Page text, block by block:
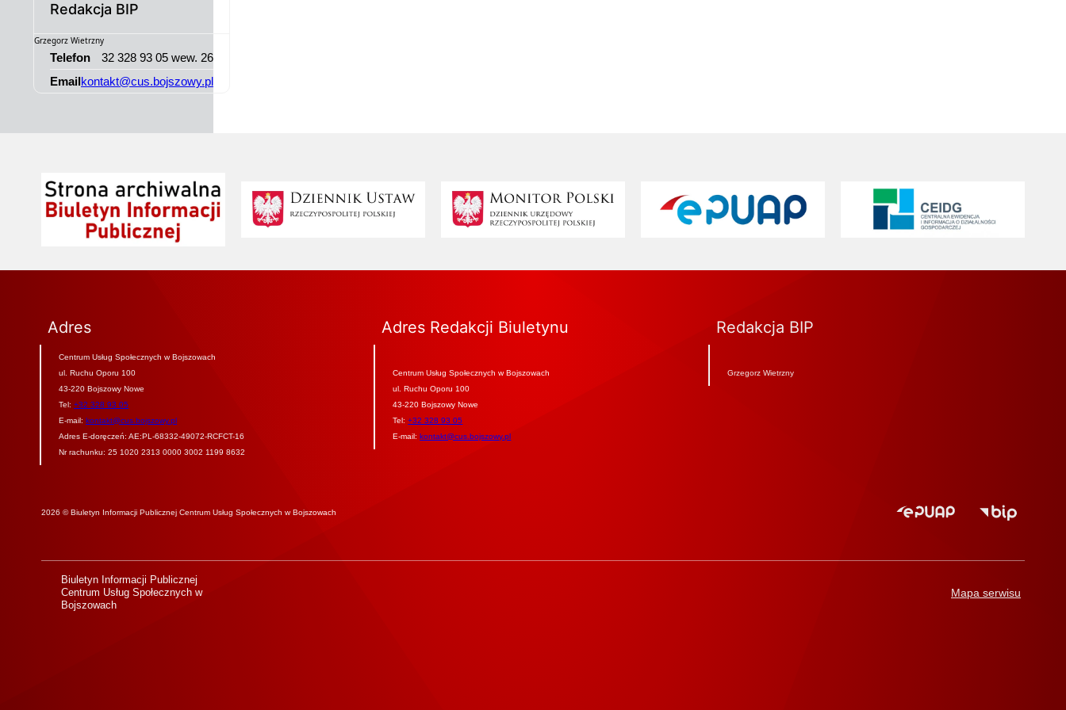
Redakcja BIP
Grzegorz Wietrzny
Telefon
32 328 93 05 wew. 26
Emailkontakt@cus.bojszowy.pl
Centralna Ewidencja i Informacja o Działalności
Adres
Centrum Usług Społecznych w Bojszowach
ul. Ruchu Oporu 100
43-220 Bojszowy Nowe
Tel: +32 328 93 05
E-mail: kontakt@cus.bojszowy.pl
Adres E-doręczeń: AE:PL-68332-49072-RCFCT-16
Nr rachunku: 25 1020 2313 0000 3002 1199 8632
Adres Redakcji Biuletynu
Centrum Usług Społecznych w Bojszowach
ul. Ruchu Oporu 100
43-220 Bojszowy Nowe
Tel:+32 328 93 05
E-mail:kontakt@cus.bojszowy.pl
Redakcja BIP
Grzegorz Wietrzny
2026 © Biuletyn Informacji Publicznej Centrum Usług Społecznych w Bojszowach
Biuletyn Informacji Publicznej
Centrum Usług Społecznych w
Bojszowach
Mapa serwisu